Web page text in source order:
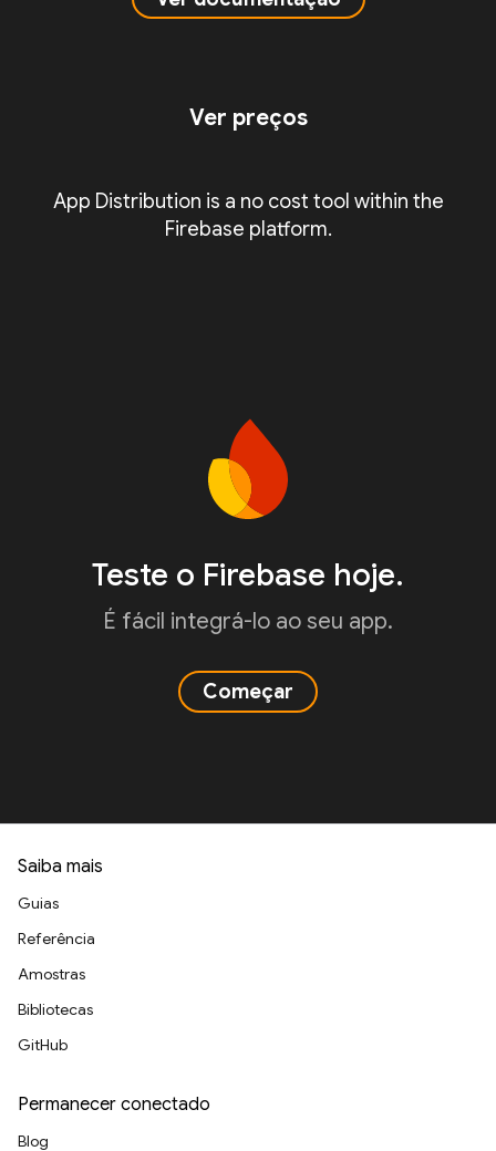
Ver preços
App Distribution is a no cost tool within the
Firebase platform.
Teste o Firebase hoje.
É fácil integrá-lo ao seu app.
Começar
Saiba mais
Guias
Referência
Amostras
Bibliotecas
GitHub
Permanecer conectado
Blog